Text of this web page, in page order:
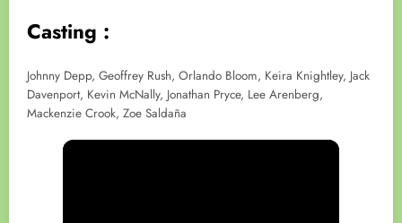
Casting :
Johnny Depp, Geoffrey Rush, Orlando Bloom, Keira Knightley, Jack
Davenport, Kevin McNally, Jonathan Pryce, Lee Arenberg,
Mackenzie Crook, Zoe Saldaña